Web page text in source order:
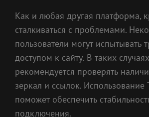
Как и любая другая платформа,
сталкиваться с проблемами.
пользователи могут испытывать
доступом к сайту. В таких случаях
рекомендуется проверять
зеркал и ссылок. Использование
поможет обеспечить
подключения.